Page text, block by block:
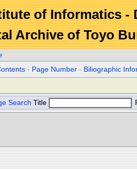
of Informatics -
Archive of Toyo
- Page Number - Biliographic
Search Title